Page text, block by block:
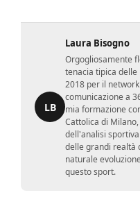
LB
Laura Bisogno
Orgogliosamente
tenacia tipica delle
2018 per il
comunicazione a
mia formazione
Cattolica di
dell'analisi
delle grandi realtà
naturale
questo sport.